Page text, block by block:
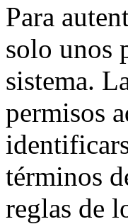
Para
solo unos
sistema.
permisos
términos
reglas de